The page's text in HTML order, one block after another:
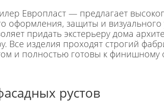
Европласт — предлагает
оформления, защиты и визуального
придать экстерьеру дома
Все изделия проходят строгий
и полностью готовы к
рустов